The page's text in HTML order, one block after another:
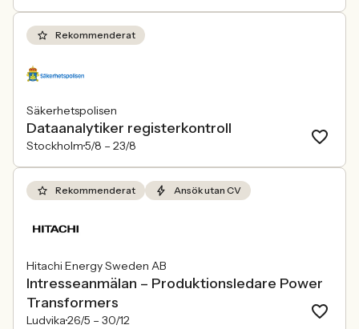
Rekommenderat
Säkerhetspolisen
Dataanalytiker registerkontroll
Stockholm5/8 – 23/8
Rekommenderat Ansök utan CV
Hitachi Energy Sweden AB
Intresseanmälan – Produktionsledare Power
Transformers
Ludvika26/5 – 30/12